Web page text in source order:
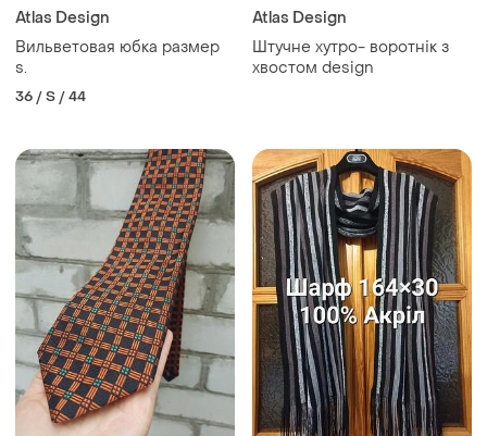
Atlas Design
Вильветовая юбка размер
s.
36 / S / 44
Atlas Design
Штучне хутро- воротнік з
хвостом design